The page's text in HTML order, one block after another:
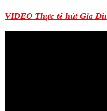
VIDEO Thực tế hút Gia